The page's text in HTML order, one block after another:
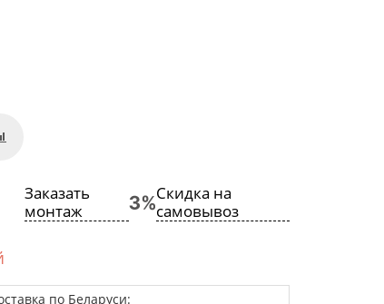
Заказать
монтаж
Скидка на
самовывоз
по Беларуси: